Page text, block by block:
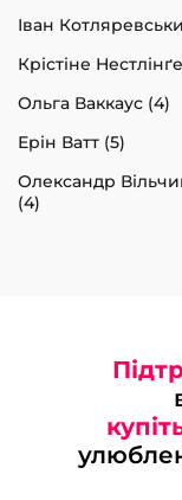
Іван
Крістіне
Ольга Ваккаус (4)
Ерін Ватт (5)
Олександр
(4)